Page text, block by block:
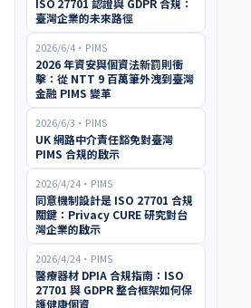
ISO 27701 認證與 GDPR 合規：
臺灣企業的未來路徑
2026/6/4 ・ PIMS
2026 年資安與個資法新罰則衝
擊：從 NTT 9 百萬筆外洩到臺灣
金融 PIMS 變革
2026/6/3 ・ PIMS
UK 網路中介責任豁免對臺灣
PIMS 合規的啟示
2026/4/24 ・ PIMS
同意機制設計是 ISO 27701 合規
關鍵：Privacy CURE 研究對台
灣企業的啟示
2026/4/24 ・ PIMS
醫療器材 DPIA 合規指南：ISO
27701 與 GDPR 整合框架如何保
護健康個資